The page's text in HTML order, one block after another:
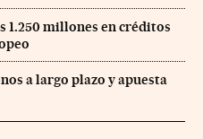
1.250 millones en créditos
a largo plazo y apuesta